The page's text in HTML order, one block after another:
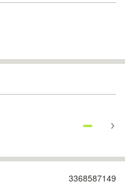
3368587149